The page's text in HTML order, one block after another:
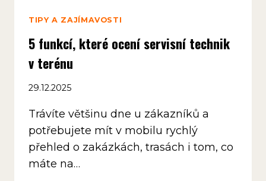
TIPY A ZAJÍMAVOSTI
5 funkcí, které ocení servisní technik
v terénu
29.12.2025
Trávíte většinu dne u zákazníků a
potřebujete mít v mobilu rychlý
přehled o zakázkách, trasách i tom, co
máte na…